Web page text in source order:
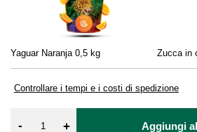
Yaguar Naranja 0,5 kg Zucca in
Controllare i tempi e i costi di spedizione
- + Aggiungi